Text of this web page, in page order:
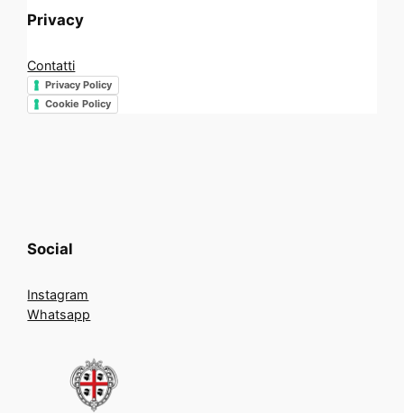
Privacy
Contatti
Privacy Policy
Cookie Policy
Social
Instagram
Whatsapp